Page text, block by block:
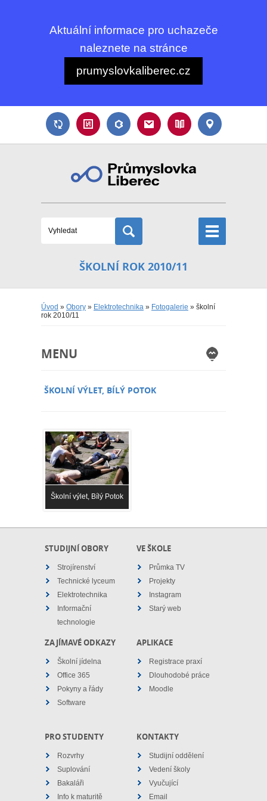
Aktuální informace pro uchazeče
naleznete na stránce
prumyslovkaliberec.cz
ŠKOLNÍ ROK 2010/11
Úvod » Obory » Elektrotechnika » Fotogalerie » školní
rok 2010/11
MENU
ŠKOLNÍ VÝLET, BÍLÝ POTOK
Školní výlet, Bílý Potok
STUDIJNÍ OBORY
Strojírenství
Technické lyceum
Elektrotechnika
Informační
technologie
VE ŠKOLE
Průmka TV
Projekty
Instagram
Starý web
ZAJÍMAVÉ ODKAZY
Školní jídelna
Office 365
Pokyny a řády
Software
APLIKACE
Registrace praxí
Dlouhodobé práce
Moodle
PRO STUDENTY
Rozvrhy
Suplování
Bakaláři
Info k maturitě
KONTAKTY
Studijní oddělení
Vedení školy
Vyučující
Email